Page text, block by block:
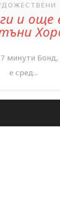
и още
7 минути
е сред...